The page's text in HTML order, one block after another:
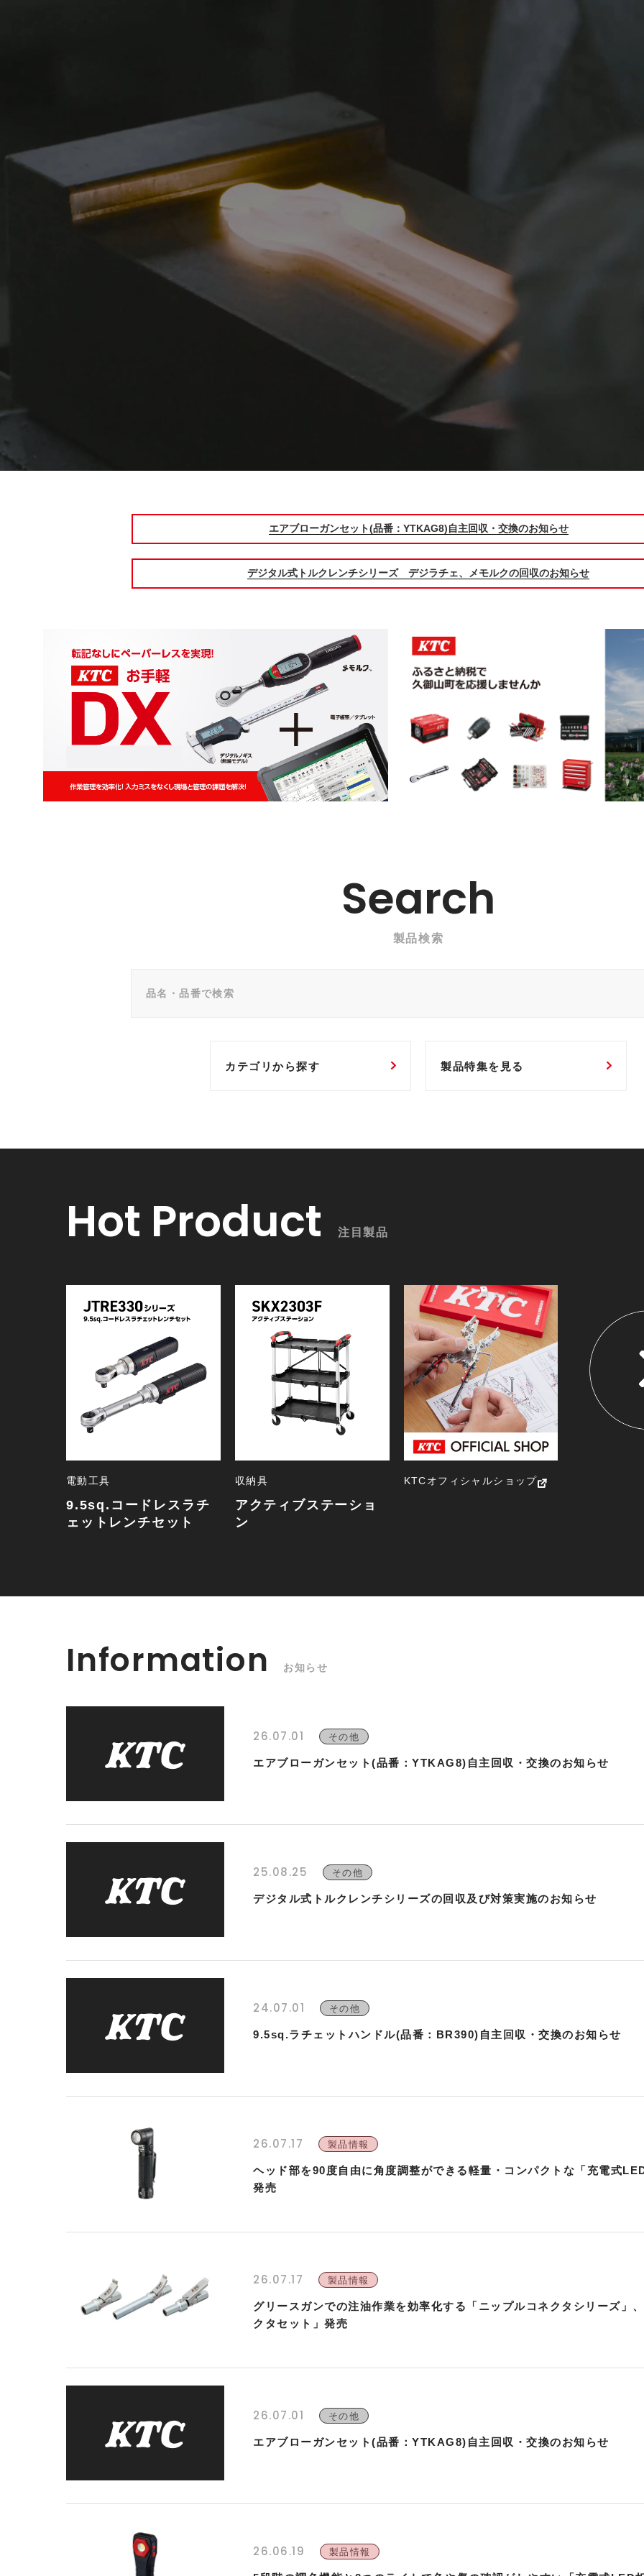
エアブローガンセット(品番：YTKAG8)自主回収・交換のお知らせ
デジタル式トルクレンチシリーズ デジラチェ、メモルクの回収のお知らせ
Search
製品検索
カテゴリから探す 製品特集を見る
Hot Product 注目製品
電動工具
9.5sq.コードレスラチ
ェットレンチセット
収納具
アクティブステーショ
ン
KTCオフィシャルショップ
新製品一
Information お知らせ
26.07.01 その他
エアブローガンセット(品番：YTKAG8)自主回収・交換のお知らせ
25.08.25 その他
デジタル式トルクレンチシリーズの回収及び対策実施のお知らせ
24.07.01 その他
9.5sq.ラチェットハンドル(品番：BR390)自主回収・交換のお知らせ
26.07.17 製品情報
ヘッド部を90度自由に角度調整ができる軽量・コンパクトな「充電式
発売
26.07.17 製品情報
グリースガンでの注油作業を効率化する「ニップルコネクタシリーズ」
クタセット」発売
26.07.01 その他
エアブローガンセット(品番：YTKAG8)自主回収・交換のお知らせ
26.06.19 製品情報